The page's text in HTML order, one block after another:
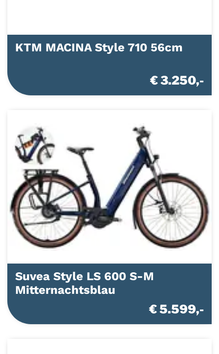
KTM MACINA Style 710 56cm
€ 3.250,-
Suvea Style LS 600 S-M
Mitternachtsblau
€ 5.599,-